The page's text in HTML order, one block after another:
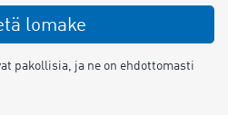
lomake
pakollisia, ja ne on ehdottomasti